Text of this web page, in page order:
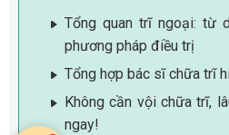
Tổng quan trĩ ngoại: từ
phương pháp điều trị
Tổng hợp bác sĩ chữa trĩ
Không cần vội chữa trĩ,
ngay!